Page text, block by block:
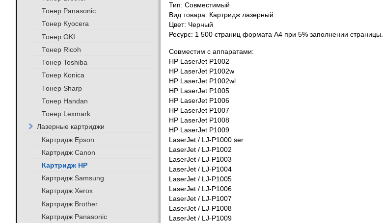
Тип: Совместимый
Вид товара: Картридж лазерный
Цвет: Черный
Ресурс: 1 500 страниц формата А4 при 5% заполнении страницы.
Совместим с аппаратами:
HP LaserJet P1002
HP LaserJet P1002w
HP LaserJet P1002wl
HP LaserJet P1005
HP LaserJet P1006
HP LaserJet P1007
HP LaserJet P1008
HP LaserJet P1009
LaserJet / LJ-P1000 ser
LaserJet / LJ-P1002
LaserJet / LJ-P1003
LaserJet / LJ-P1004
LaserJet / LJ-P1005
LaserJet / LJ-P1006
LaserJet / LJ-P1007
LaserJet / LJ-P1008
LaserJet / LJ-P1009
Тонер Panasonic
Тонер Kyocera
Тонер OKI
Тонер Ricoh
Тонер Toshiba
Тонер Konica
Тонер Sharp
Тонер Handan
Тонер Lexmark
Лазерные картриджи
Картридж Epson
Картридж Canon
Картридж HP
Картридж Samsung
Картридж Xerox
Картридж Brother
Картридж Panasonic